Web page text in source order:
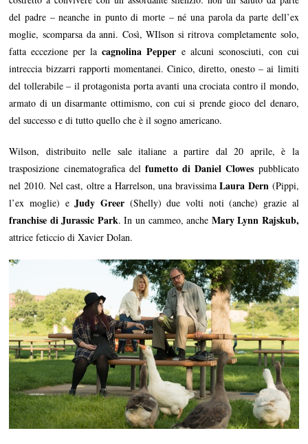
del padre – neanche in punto di morte – né una parola da parte dell’ex
moglie, scomparsa da anni. Così, WIlson si ritrova completamente solo,
fatta eccezione per lacagnolina Pepper e alcuni sconosciuti, con cui
intreccia bizzarri rapporti momentanei. Cinico, diretto, onesto – ai limiti
del tollerabile – il protagonista porta avanti una crociata contro il mondo,
armato di un disarmante ottimismo, con cui si prende gioco del denaro,
del successo e di tutto quello che è il sogno americano.
Wilson, distribuito nelle sale italiane a partire dal 20 aprile, è la
trasposizione cinematografica del fumetto di Daniel Clowes pubblicato
nel 2010. Nel cast, oltre a Harrelson, una bravissimaLaura Dern (Pippi,
l’ex moglie) eJudy Greer (Shelly) due volti noti (anche) grazie al
franchise di Jurassic Park. In un cammeo, anche Mary Lynn Rajskub,
attrice feticcio di Xavier Dolan.